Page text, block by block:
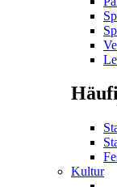
Kultur